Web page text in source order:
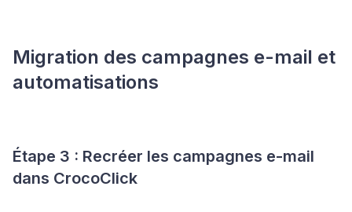
Migration des campagnes e-mail et
automatisations
Étape 3 : Recréer les campagnes e-mail
dans CrocoClick